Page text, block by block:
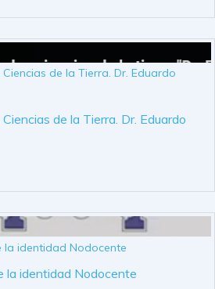
de la Tierra. Dr. Eduardo
la identidad Nodocente